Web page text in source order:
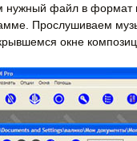
нужный файл в
Прослушиваем
окне